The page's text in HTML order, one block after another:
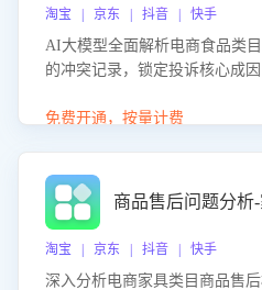
淘宝 | 京东 | 抖音 | 快手
AI大模型全面解析电商食品类
的冲突记录，锁定投诉核心成
置差评防控，提升客户满意度。
免费开通，按量计费
商品售后问题分析
淘宝 | 京东 | 抖音 | 快手
深入分析电商家具类目商品售